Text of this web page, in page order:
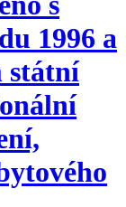
1996 a
státní